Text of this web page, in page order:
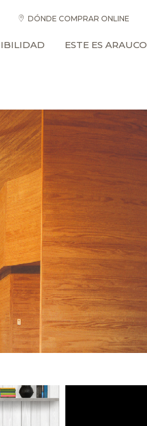
DÓNDE COMPRAR ONLINE
ESTE ES ARAUCO